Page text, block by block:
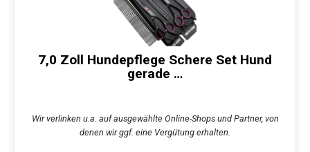
7,0 Zoll Hundepflege Schere Set Hund
gerade …
Wir verlinken u.a. auf ausgewählte Online-Shops und Partner, von
denen wir ggf. eine Vergütung erhalten.